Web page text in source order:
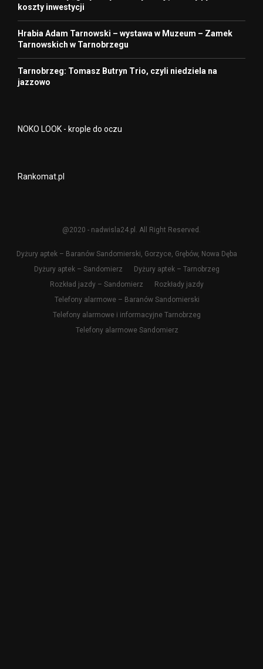
koszty inwestycji
Hrabia Adam Tarnowski – wystawa w Muzeum – Zamek
Tarnowskich w Tarnobrzegu
Tarnobrzeg: Tomasz Butryn Trio, czyli niedziela na
jazzowo
NOKO LOOK - krople do oczu
Rankomat.pl
@2020 - nadwisla24.pl. All Right Reserved.
Dyżury aptek – Baranów Sandomierski, Gorzyce, Grębów, Nowa Dęba
Dyżury aptek – Sandomierz
Dyżury aptek – Tarnobrzeg
Rozkład jazdy – Sandomierz
Rozkłady jazdy
Telefony alarmowe – Baranów Sandomierski
Telefony alarmowe i informacyjne Tarnobrzeg
Telefony alarmowe Sandomierz